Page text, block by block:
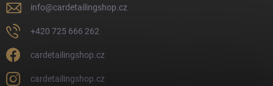
info@cardetailingshop.cz
+420 725 666 262
cardetailingshop.cz
cardetailingshop.cz